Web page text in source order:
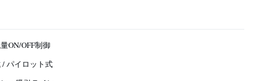
ON/OFF制御
/ パイロット式